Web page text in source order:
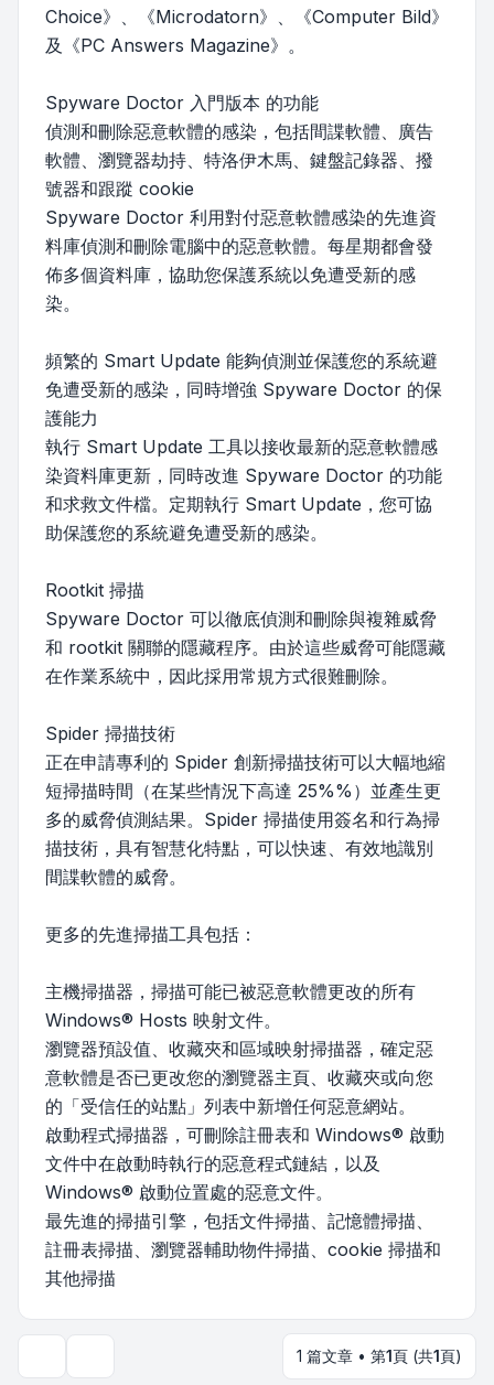
Choice》、《Microdatorn》、《Computer Bild》
及《PC Answers Magazine》。
Spyware Doctor 入門版本 的功能
偵測和刪除惡意軟體的感染，包括間諜軟體、廣告
軟體、瀏覽器劫持、特洛伊木馬、鍵盤記錄器、撥
號器和跟蹤 cookie
Spyware Doctor 利用對付惡意軟體感染的先進資
料庫偵測和刪除電腦中的惡意軟體。每星期都會發
佈多個資料庫，協助您保護系統以免遭受新的感
染。
頻繁的 Smart Update 能夠偵測並保護您的系統避
免遭受新的感染，同時增強 Spyware Doctor 的保
護能力
執行 Smart Update 工具以接收最新的惡意軟體感
染資料庫更新，同時改進 Spyware Doctor 的功能
和求救文件檔。定期執行 Smart Update，您可協
助保護您的系統避免遭受新的感染。
Rootkit 掃描
Spyware Doctor 可以徹底偵測和刪除與複雜威脅
和 rootkit 關聯的隱藏程序。由於這些威脅可能隱藏
在作業系統中，因此採用常規方式很難刪除。
Spider 掃描技術
正在申請專利的 Spider 創新掃描技術可以大幅地縮
短掃描時間（在某些情況下高達 25%%）並產生更
多的威脅偵測結果。Spider 掃描使用簽名和行為掃
描技術，具有智慧化特點，可以快速、有效地識別
間諜軟體的威脅。
更多的先進掃描工具包括：
主機掃描器，掃描可能已被惡意軟體更改的所有
Windows® Hosts 映射文件。
瀏覽器預設值、收藏夾和區域映射掃描器，確定惡
意軟體是否已更改您的瀏覽器主頁、收藏夾或向您
的「受信任的站點」列表中新增任何惡意網站。
啟動程式掃描器，可刪除註冊表和 Windows® 啟動
文件中在啟動時執行的惡意程式鏈結，以及
Windows® 啟動位置處的惡意文件。
最先進的掃描引擎，包括文件掃描、記憶體掃描、
註冊表掃描、瀏覽器輔助物件掃描、cookie 掃描和
其他掃描
1 篇文章 • 第1頁 (共1頁)